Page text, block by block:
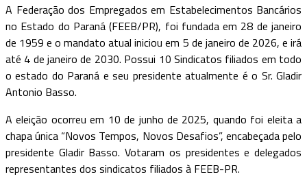
A Federação dos Empregados em Estabelecimentos Bancários
no Estado do Paraná (FEEB/PR), foi fundada em 28 de janeiro
de 1959 e o mandato atual iniciou em 5 de janeiro de 2026, e irá
até 4 de janeiro de 2030. Possui 10 Sindicatos filiados em todo
o estado do Paraná e seu presidente atualmente é o Sr. Gladir
Antonio Basso.
A eleição ocorreu em 10 de junho de 2025, quando foi eleita a
chapa única “Novos Tempos, Novos Desafios”, encabeçada pelo
presidente Gladir Basso. Votaram os presidentes e delegados
representantes dos sindicatos filiados à FEEB-PR.